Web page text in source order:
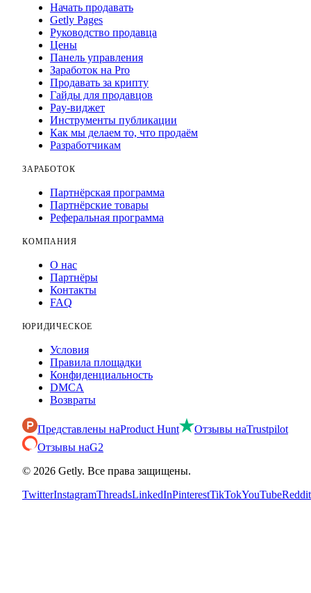
Начать продавать
Getly Pages
Руководство продавца
Цены
Панель управления
Заработок на Pro
Продавать за крипту
Гайды для продавцов
Pay-виджет
Инструменты публикации
Как мы делаем то, что продаём
Разработчикам
ЗАРАБОТОК
Партнёрская программа
Партнёрские товары
Реферальная программа
КОМПАНИЯ
О нас
Партнёры
Контакты
FAQ
ЮРИДИЧЕСКОЕ
Условия
Правила площадки
Конфиденциальность
DMCA
Возвраты
Представлены наProduct Hunt Отзывы наTrustpilot
Отзывы наG2
© 2026 Getly. Все права защищены.
TwitterInstagramThreadsLinkedInPinterestTikTokYouTubeReddit